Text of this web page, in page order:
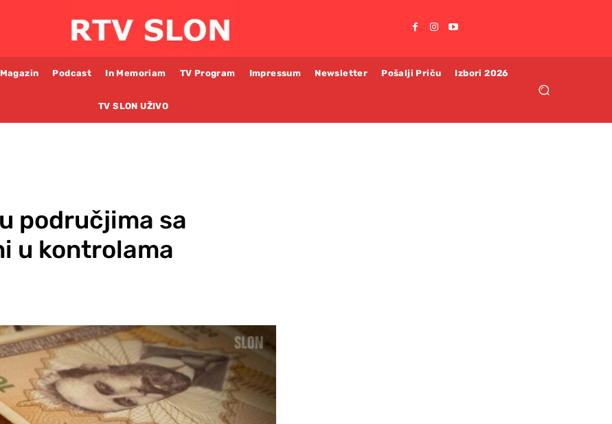
Magazin Podcast In Memoriam TV Program Impressum Newsletter Pošalji Priču Izbori 2026
TV SLON UŽIVO
područjima sa
u kontrolama